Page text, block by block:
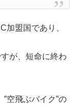
加盟国であり、
が、短命に終わ
空飛ぶバイク”の